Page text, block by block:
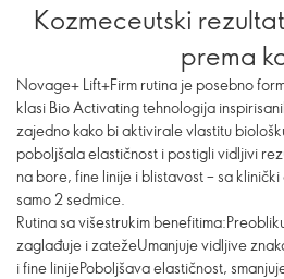
Kozmeceutski
prema
Novage+ Lift+Firm rutina je posebno
klasi Bio Activating tehnologija
zajedno kako bi aktivirale vlastitu
poboljšala elastičnost i postigli vidljivi
na bore, fine linije i blistavost – sa
samo 2 sedmice.
Rutina sa višestrukim
zaglađuje i zatežeUmanjuje vidljive
i fine linijePoboljšava elastičnost,